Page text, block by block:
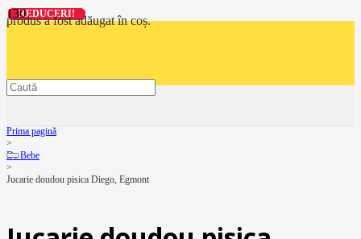
produsa fost adăugat în coș.
Prima pagină
>
De Bebe
>
Jucarie doudou pisica Diego, Egmont
REDUCERI!
REDUCERI!
REDUCERI!
REDUCERI!